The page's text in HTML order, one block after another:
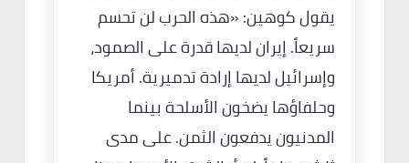
يقول كوهين: «هذه الحرب لن تحسم
سريعاً. إيران لديها قدرة على الصمود،
وإسرائيل لديها إرادة تدميرية. أمريكا
وحلفاؤها يضخون الأسلحة بينما
المدنيون يدفعون الثمن. على مدى